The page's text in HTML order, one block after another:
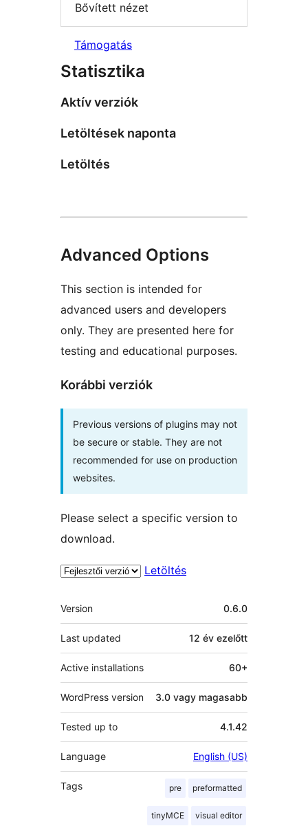
Bővített nézet
Támogatás
Statisztika
Aktív verziók
Letöltések naponta
Letöltés
Advanced Options
This section is intended for
advanced users and developers
only. They are presented here for
testing and educational purposes.
Korábbi verziók
Previous versions of plugins may not
be secure or stable. They are not
recommended for use on production
websites.
Please select a specific version to
download.
Letöltés
Meta
Version 0.6.0
Last updated 12 év ezelőtt
Active installations 60+
WordPress version 3.0 vagy magasabb
Tested up to 4.1.42
Language English (US)
Tags pre preformatted
tinyMCE visual editor